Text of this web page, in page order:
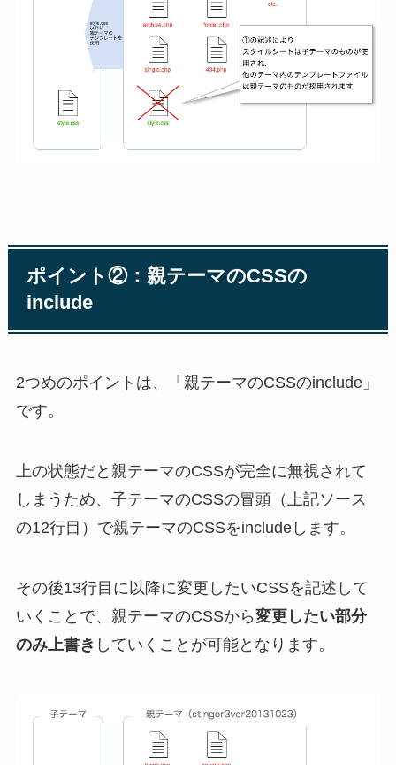
ポイント②：親テーマのCSSの
include
2つめのポイントは、「親テーマのCSSのinclude」
です。
上の状態だと親テーマのCSSが完全に無視されて
しまうため、子テーマのCSSの冒頭（上記ソース
の12行目）で親テーマのCSSをincludeします。
その後13行目に以降に変更したいCSSを記述して
いくことで、親テーマのCSSから変更したい部分
のみ上書き していくことが可能となります。